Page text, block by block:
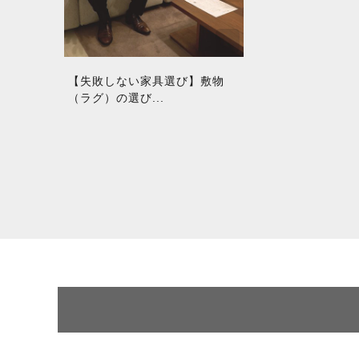
【失敗しない家具選び】敷物
（ラグ）の選び...